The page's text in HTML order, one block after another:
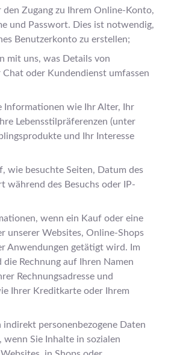
den Zugang zu Ihrem Online-Konto,
und Passwort. Dies ist notwendig,
Benutzerkonto zu erstellen;
mit uns, was Details von
Chat oder Kundendienst umfassen
Informationen wie Ihr Alter, Ihr
Lebensstilpräferenzen (unter
und Ihr Interesse
wie besuchte Seiten, Datum des
während des Besuchs oder IP-
wenn ein Kauf oder eine
unserer Websites, Online-Shops
Anwendungen getätigt wird. Im
Rechnung auf Ihren Namen
Rechnungsadresse und
Ihrer Kreditkarte oder Ihrem
personenbezogene Daten
wenn Sie Inhalte in sozialen